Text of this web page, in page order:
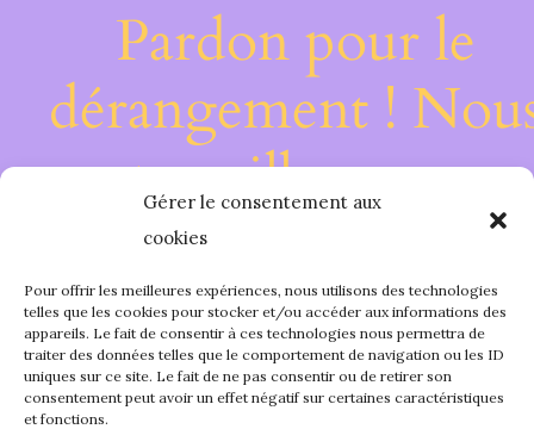
Gérer le consentement aux
cookies
Pour offrir les meilleures expériences, nous utilisons des technologies
telles que les cookies pour stocker et/ou accéder aux informations des
appareils. Le fait de consentir à ces technologies nous permettra de
traiter des données telles que le comportement de navigation ou les ID
uniques sur ce site. Le fait de ne pas consentir ou de retirer son
consentement peut avoir un effet négatif sur certaines caractéristiques
et fonctions.
Pardon pour le
dérangement !
travaillons sur
quelque chose de
fantastique –
bientôt !